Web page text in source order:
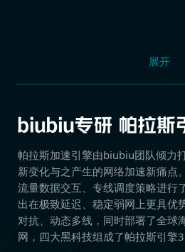
展开
帕拉斯加速引擎由biubiu团队倾力
新变化与之产生的网络加速新痛点
流量数据交互、专线调度策略进行
出在极致延迟、稳定弱网上更具优
对抗、动态多线，同时部署了全球
网，四大黑科技组成了帕拉斯引擎